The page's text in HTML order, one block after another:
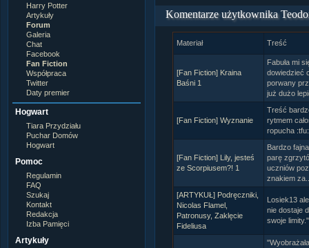
Harry Potter
Artykuły
Forum
Galeria
Chat
Facebook
Fan Fiction
Współpraca
Twitter
Daty premier
Hogwart
Tiara Przydziału
Puchar Domów
Hogwart
Pomoc
Regulamin
FAQ
Szukaj
Kontakt
Redakcja
Izba Pamięci
Artykuły
Komentarze użytkownika
Materiał Treść
[Fan Fiction] Kraina
Baśni 1
Fabuła mi
dowiedzieć
porwany
już dużo
[Fan Fiction] Wyznanie
Treść
rytmem
ropucha :tfu:
[Fan Fiction] Lily, jesteś
ze Scorpiusem?! 1
Bardzo
parę
uczniów
znakiem
[ARTYKUŁ] Podręczniki,
Nicolas Flamel,
Patronusy, Zaklęcie
Fideliusa
Losiek13
nie dostaje
swoje